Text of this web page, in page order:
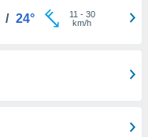
/ 24° 11 - 30
km/h